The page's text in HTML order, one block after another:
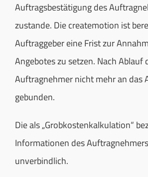
Auftragsbestätigung des
zustande. Die createmotion ist
Auftraggeber eine Frist zur
Angebotes zu setzen. Nach Ablauf
Auftragnehmer nicht mehr an das
gebunden.
Die als „Grobkostenkalkulation“
Informationen des
unverbindlich.